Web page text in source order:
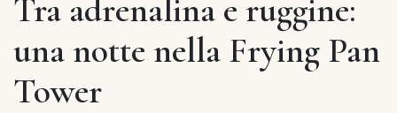
Tra adrenalina e ruggine:
una notte nella Frying Pan
Tower